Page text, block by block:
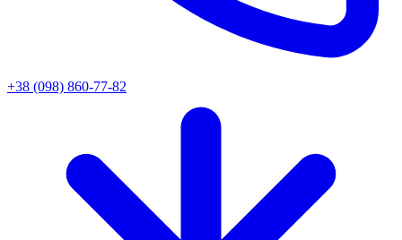
+38 (098) 860-77-82